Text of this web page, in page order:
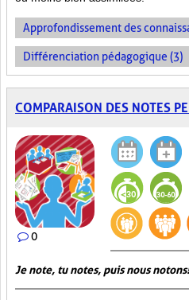
Approfondissement des
Différenciation pédagogique (3)
COMPARAISON DES NOTES
0
Je note, tu notes, puis nous notons!